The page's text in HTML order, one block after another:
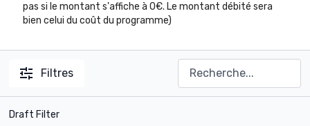
pas si le montant s'affiche à 0€. Le montant débité sera
bien celui du coût du programme)
Filtres
Draft Filter